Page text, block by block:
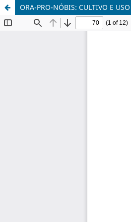
ORA-PRO-NÓBIS: CULTIVO E